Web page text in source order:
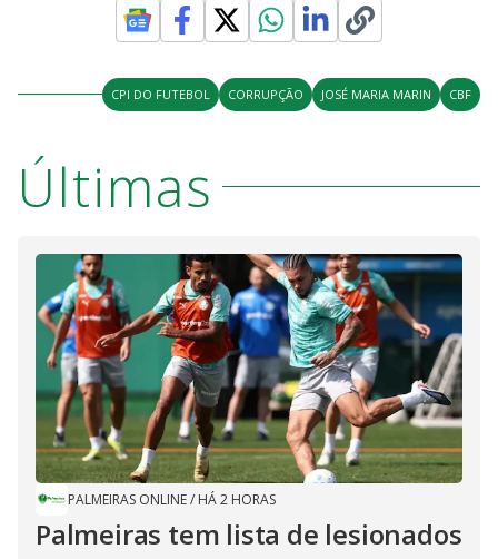
CPI DO FUTEBOL CORRUPÇÃO JOSÉ MARIA MARIN CBF
Últimas
PALMEIRAS ONLINE/ HÁ 2 HORAS
Palmeiras tem lista de lesionados